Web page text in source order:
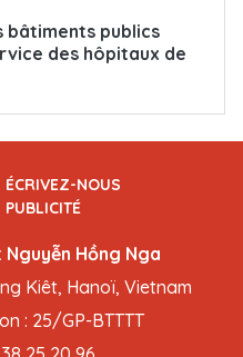
bâtiments publics
des hôpitaux de
ÉCRIVEZ-NOUS
PUBLICITÉ
Hồng Nga
Kiêt, Hanoï, Vietnam
: 25/GP-BTTTT